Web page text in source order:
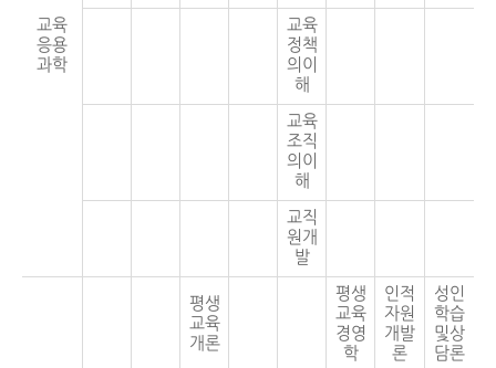
교육
응용
과학
교육
정책
의이
해
교육
조직
의이
해
교직
원개
발
평생
교육
개론
평생
교육
경영
학
인적
자원
개발
론
성인
학습
및상
담론